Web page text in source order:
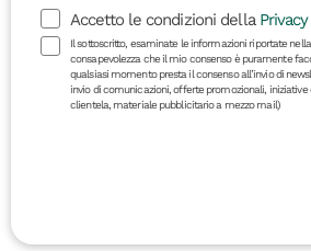
Accetto le condizioni della
Il sottoscritto, esaminate le informazioni riportate
consapevolezza che il mio consenso è puramente
qualsiasi momento presta il consenso all’invio di
invio di comunicazioni, offerte promozionali,
clientela, materiale pubblicitario a mezzo mail)